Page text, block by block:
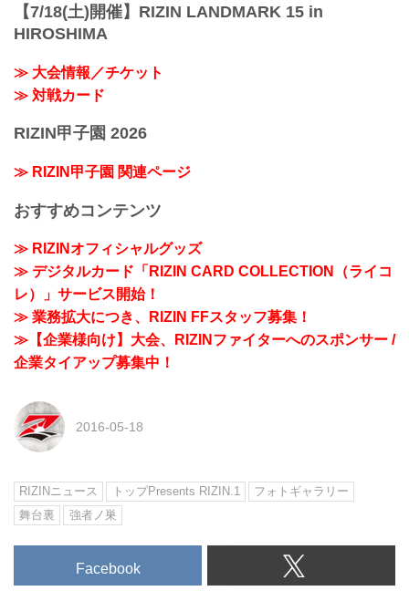
【7/18(土)開催】RIZIN LANDMARK 15 in
HIROSHIMA
≫ 大会情報／チケット
≫ 対戦カード
RIZIN甲子園 2026
≫ RIZIN甲子園 関連ページ
おすすめコンテンツ
≫ RIZINオフィシャルグッズ
≫ デジタルカード「RIZIN CARD COLLECTION（ライコ
レ）」サービス開始！
≫ 業務拡大につき、RIZIN FFスタッフ募集！
≫【企業様向け】大会、RIZINファイターへのスポンサー /
企業タイアップ募集中！
2016-05-18
RIZINニュース トップPresents RIZIN.1
フォトギャラリー
舞台裏
強者ノ巣
Facebook